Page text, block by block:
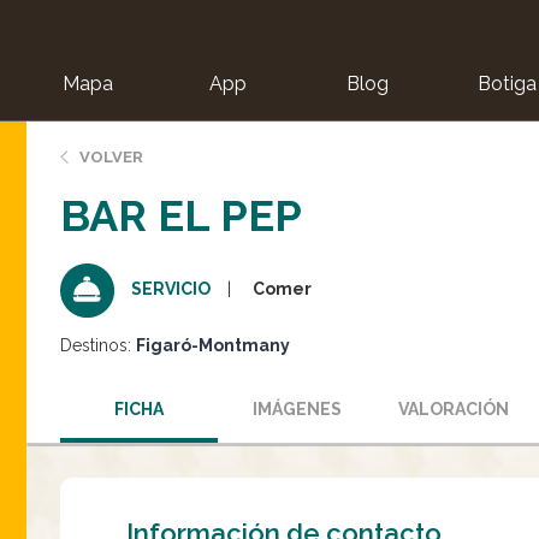
Mapa App Blog Botiga
VOLVER
BAR EL PEP
SERVICIO Comer
Destinos: Figaró-Montmany
FICHA IMÁGENES VALORACIÓN